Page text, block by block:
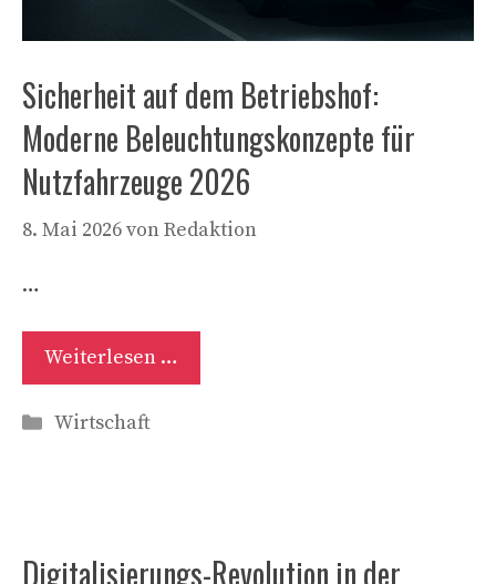
Sicherheit auf dem Betriebshof:
Moderne Beleuchtungskonzepte für
Nutzfahrzeuge 2026
8. Mai 2026vonRedaktion
…
Weiterlesen …
Kategorien
Wirtschaft
Digitalisierungs-Revolution in der